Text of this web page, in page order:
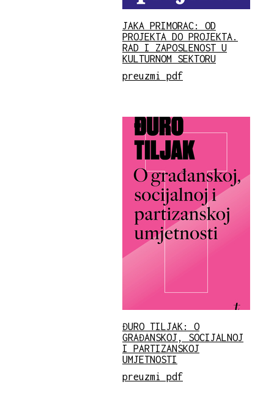
JAKA PRIMORAC: OD
PROJEKTA DO PROJEKTA.
RAD I ZAPOSLENOST U
KULTURNOM SEKTORU
preuzmi pdf
ĐURO TILJAK: O
GRAĐANSKOJ, SOCIJALNOJ
I PARTIZANSKOJ
UMJETNOSTI
preuzmi pdf